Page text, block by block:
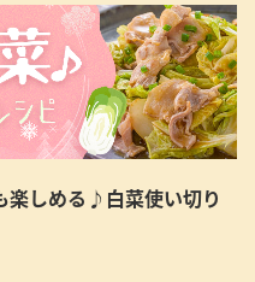
楽しめる♪白菜使い切り